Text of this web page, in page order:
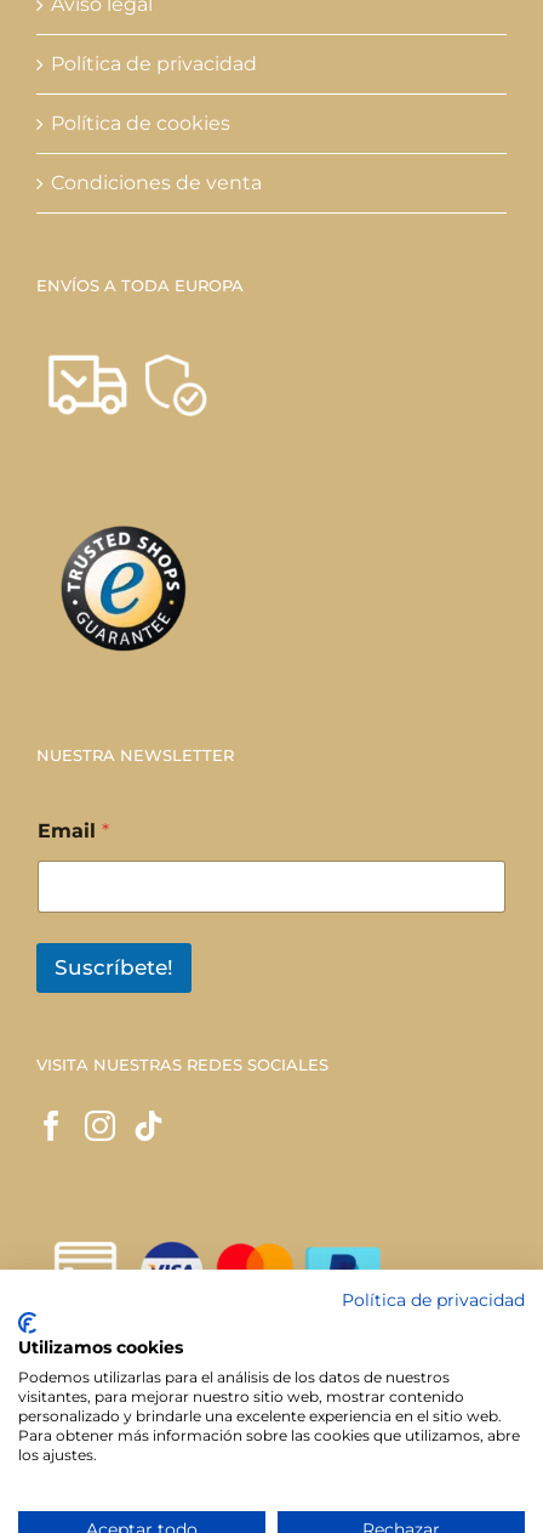
Política de privacidad
Política de cookies
Condiciones de venta
ENVÍOS A TODA EUROPA
NUESTRA NEWSLETTER
Email *
Suscríbete!
VISITA NUESTRAS REDES SOCIALES
Política de privacidad
Utilizamos cookies
Podemos utilizarlas para el análisis de los datos de nuestros
visitantes, para mejorar nuestro sitio web, mostrar contenido
personalizado y brindarle una excelente experiencia en el sitio web.
Para obtener más información sobre las cookies que utilizamos, abre
los ajustes.